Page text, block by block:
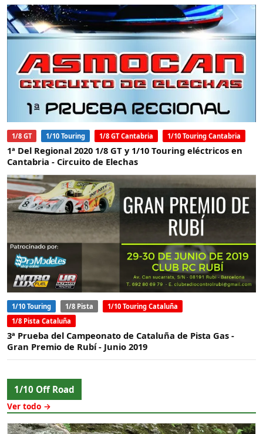
1/8 GT 1/10 Touring 1/8 GT Cantabria 1/10 Touring Cantabria
1ª Del Regional 2020 1/8 GT y 1/10 Touring eléctricos en
Cantabria - Circuito de Elechas
1/10 Touring 1/8 Pista
1/10 Touring Cataluña
1/8 Pista Cataluña
3ª Prueba del Campeonato de Cataluña de Pista Gas -
Gran Premio de Rubí - Junio 2019
1/10 Off Road
Ver todo →